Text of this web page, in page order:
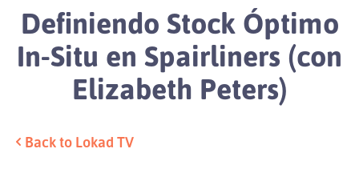
Definiendo Stock Óptimo
In-Situ en Spairliners (con
Elizabeth Peters)
Back to Lokad TV